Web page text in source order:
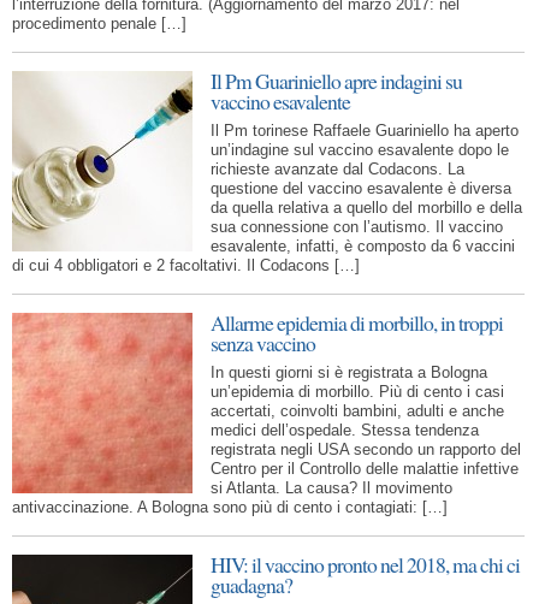
l’interruzione della fornitura. (Aggiornamento del marzo 2017: nel
procedimento penale […]
Il Pm Guariniello apre indagini su
vaccino esavalente
Il Pm torinese Raffaele Guariniello ha aperto
un’indagine sul vaccino esavalente dopo le
richieste avanzate dal Codacons. La
questione del vaccino esavalente è diversa
da quella relativa a quello del morbillo e della
sua connessione con l’autismo. Il vaccino
esavalente, infatti, è composto da 6 vaccini
di cui 4 obbligatori e 2 facoltativi. Il Codacons […]
Allarme epidemia di morbillo, in troppi
senza vaccino
In questi giorni si è registrata a Bologna
un’epidemia di morbillo. Più di cento i casi
accertati, coinvolti bambini, adulti e anche
medici dell’ospedale. Stessa tendenza
registrata negli USA secondo un rapporto del
Centro per il Controllo delle malattie infettive
si Atlanta. La causa? Il movimento
antivaccinazione. A Bologna sono più di cento i contagiati: […]
HIV: il vaccino pronto nel 2018, ma chi ci
guadagna?